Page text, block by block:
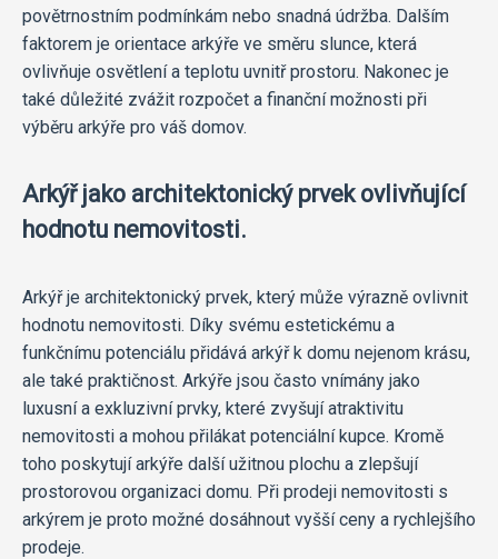
povětrnostním podmínkám nebo snadná údržba. Dalším
faktorem je orientace arkýře ve směru slunce, která
ovlivňuje osvětlení a teplotu uvnitř prostoru. Nakonec je
také důležité zvážit rozpočet a finanční možnosti při
výběru arkýře pro váš domov.
Arkýř jako architektonický prvek ovlivňující
hodnotu nemovitosti.
Arkýř je architektonický prvek, který může výrazně ovlivnit
hodnotu nemovitosti. Díky svému estetickému a
funkčnímu potenciálu přidává arkýř k domu nejenom krásu,
ale také praktičnost. Arkýře jsou často vnímány jako
luxusní a exkluzivní prvky, které zvyšují atraktivitu
nemovitosti a mohou přilákat potenciální kupce. Kromě
toho poskytují arkýře další užitnou plochu a zlepšují
prostorovou organizaci domu. Při prodeji nemovitosti s
arkýrem je proto možné dosáhnout vyšší ceny a rychlejšího
prodeje.